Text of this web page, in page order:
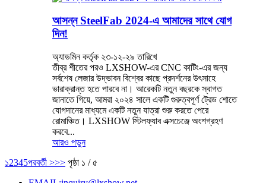
আসন্ন SteelFab 2024-এ আমাদের সাথে যোগ
দিন!
অ্যাডমিন কর্তৃক ২৩-১২-২৯ তারিখে
তীব্র শীতের পরও LXSHOW-এর CNC কাটিং-এর জন্য
সর্বশেষ লেজার উদ্ভাবন বিশ্বের কাছে প্রদর্শনের উৎসাহে
ভারাক্রান্ত হতে পারবে না। আরেকটি নতুন বছরকে স্বাগত
জানাতে গিয়ে, আমরা ২০২৪ সালে একটি গুরুত্বপূর্ণ ট্রেড শোতে
যোগদানের মাধ্যমে একটি নতুন যাত্রা শুরু করতে পেরে
রোমাঞ্চিত। LXSHOW স্টিলফ্যাব এক্সচেঞ্জে অংশগ্রহণ
করবে...
আরও পড়ুন
১2345পরবর্তী >>> পৃষ্ঠা ১ / ৫